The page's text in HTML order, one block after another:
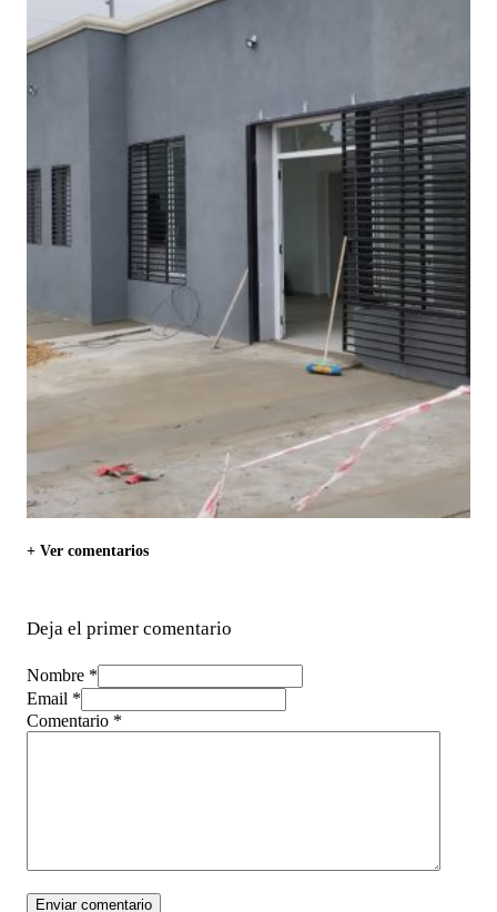
+ Ver comentarios
Deja el primer comentario
Nombre *
Email *
Comentario *